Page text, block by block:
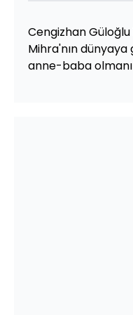
Cengizhan Güloğlu
Mihra'nın
anne-baba